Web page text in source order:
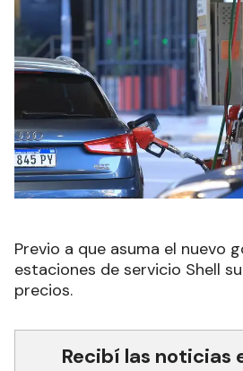
Previo a que asuma el nuevo
estaciones de servicio Shell
precios.
Recibí las noticias